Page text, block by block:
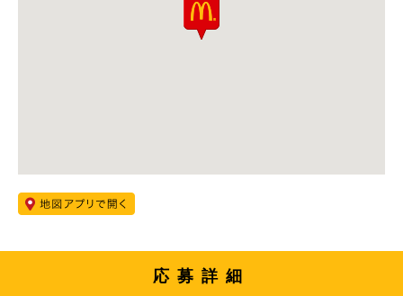
応募詳細